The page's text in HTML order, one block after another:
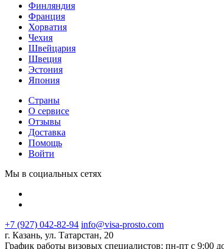
Финляндия
Франция
Хорватия
Чехия
Швейцария
Швеция
Эстония
Япония
Страны
О сервисе
Отзывы
Доставка
Помощь
Войти
Мы в социальных сетях
+7 (927) 042-82-94 info@visa-prosto.com
г. Казань, ул. Татарстан, 20
График работы визовых специалистов: пн-пт с 9:00